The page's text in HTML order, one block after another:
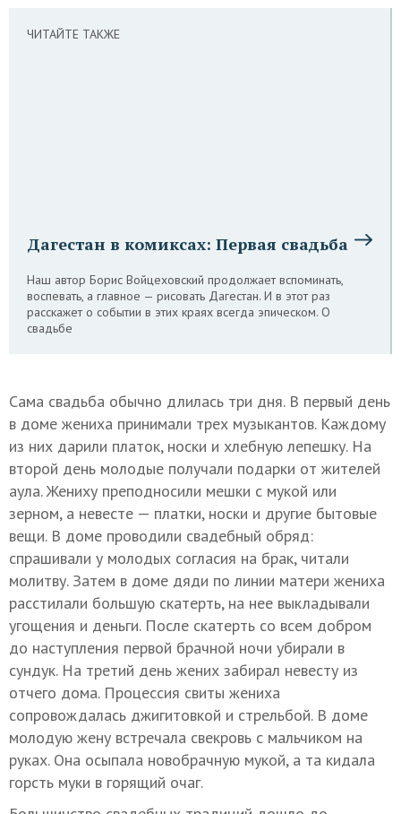
ЧИТАЙТЕ ТАКЖЕ
Дагестан в комиксах: Первая свадьба
Наш автор Борис Войцеховский продолжает вспоминать,
воспевать, а главное — рисовать Дагестан. И в этот раз
расскажет о событии в этих краях всегда эпическом. О
свадьбе
Сама свадьба обычно длилась три дня. В первый день
в доме жениха принимали трех музыкантов. Каждому
из них дарили платок, носки и хлебную лепешку. На
второй день молодые получали подарки от жителей
аула. Жениху преподносили мешки с мукой или
зерном, а невесте — платки, носки и другие бытовые
вещи. В доме проводили свадебный обряд:
спрашивали у молодых согласия на брак, читали
молитву. Затем в доме дяди по линии матери жениха
расстилали большую скатерть, на нее выкладывали
угощения и деньги. После скатерть со всем добром
до наступления первой брачной ночи убирали в
сундук. На третий день жених забирал невесту из
отчего дома. Процессия свиты жениха
сопровождалась джигитовкой и стрельбой. В доме
молодую жену встречала свекровь с мальчиком на
руках. Она осыпала новобрачную мукой, а та кидала
горсть муки в горящий очаг.